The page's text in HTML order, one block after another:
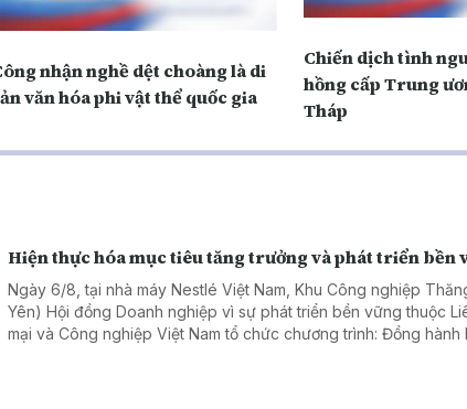
nhận nghề dệt choàng là di
văn hóa phi vật thể quốc gia
Chiến dịch tình
hồng cấp Trung
Tháp
Hiện thực hóa mục tiêu tăng trưởng và phát triển bền
Ngày 6/8, tại nhà máy Nestlé Việt Nam, Khu Công nghiệp
Yên) Hội đồng Doanh nghiệp vì sự phát triển bền vững thuộc
mại và Công nghiệp Việt Nam tổ chức chương trình: Đồng hành